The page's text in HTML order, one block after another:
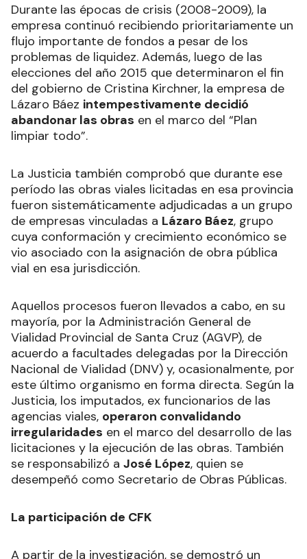
Durante las épocas de crisis (2008-2009), la
empresa continuó recibiendo prioritariamente un
flujo importante de fondos a pesar de los
problemas de liquidez. Además, luego de las
elecciones del año 2015 que determinaron el fin
del gobierno de Cristina Kirchner, la empresa de
Lázaro Báez intempestivamente decidió
abandonar las obras en el marco del “Plan
limpiar todo”.
La Justicia también comprobó que durante ese
período las obras viales licitadas en esa provincia
fueron sistemáticamente adjudicadas a un grupo
de empresas vinculadas a Lázaro Báez, grupo
cuya conformación y crecimiento económico se
vio asociado con la asignación de obra pública
vial en esa jurisdicción.
Aquellos procesos fueron llevados a cabo, en su
mayoría, por la Administración General de
Vialidad Provincial de Santa Cruz (AGVP), de
acuerdo a facultades delegadas por la Dirección
Nacional de Vialidad (DNV) y, ocasionalmente, por
este último organismo en forma directa. Según la
Justicia, los imputados, ex funcionarios de las
agencias viales, operaron convalidando
irregularidades en el marco del desarrollo de las
licitaciones y la ejecución de las obras. También
se responsabilizó a José López, quien se
desempeñó como Secretario de Obras Públicas.
La participación de CFK
A partir de la investigación, se demostró un